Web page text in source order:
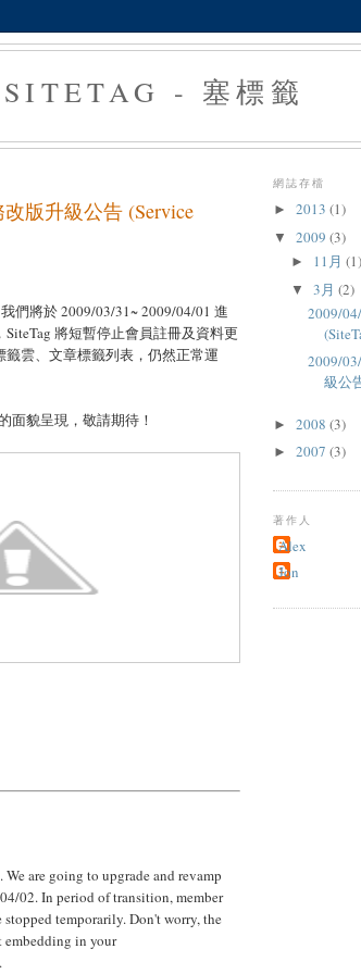
SITETAG - 塞標籤
改版升級公告 (Service
們將於 2009/03/31~ 2009/04/01 進
將短暫停止會員註冊及資料更
雲、文章標籤列表，仍然正常運
面貌呈現，敬請期待！
are going to upgrade and revamp
02. In period of transition, member
temporarily. Don't worry, the
in your
網誌存檔
► 2013 (1)
▼ 2009 (3)
► 11月 (1)
▼ 3月 (2)
2009/
2009/
級公
► 2008 (3)
► 2007 (3)
著作人
Alex
Jon